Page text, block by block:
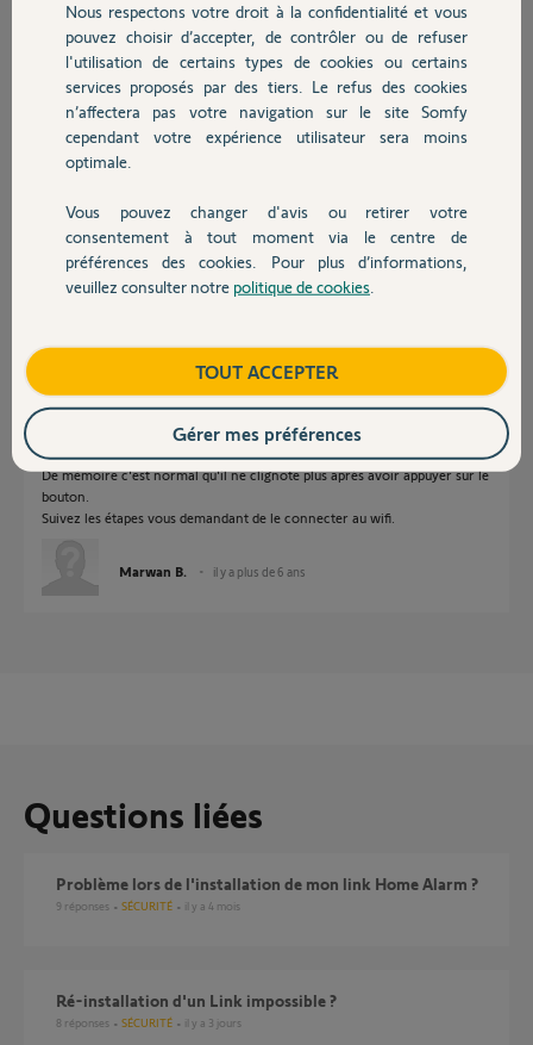
Chauffage
Autres produits
Devis avec un pro
Contact
Voyant le nombre de personnes qui ont les mêmes soucis
d'installations. Je suis vraiment désespéré. Mon numéro de Link est
le BU4003002341
Merci à l'avance
Mickaël L.
Participer au fil de discussion
Le mieux je pense dans votre cas est de réinitialiser votre Link. Pour ce
faire, supprimer le de vos équipements.
Refaite son installation.
De mémoire c'est normal qu'il ne clignote plus après avoir appuyer sur le
bouton.
Suivez les étapes vous demandant de le connecter au wifi.
Marwan B. il y a plus de 6 ans
Questions liées
Problème lors de l'installation de mon link Home Alarm ?
9 réponses SÉCURITÉ il y a 4 mois
ré-installation d'un Link impossible ?
8 réponses SÉCURITÉ il y a 3 jours
Nous respectons votre droit à la confidentialité et vous
pouvez choisir d’accepter, de contrôler ou de refuser
l'utilisation de certains types de cookies ou certains
services proposés par des tiers. Le refus des cookies
n’affectera pas votre navigation sur le site Somfy
cependant votre expérience utilisateur sera moins
optimale.
Vous pouvez changer d'avis ou retirer votre
consentement à tout moment via le centre de
préférences des cookies. Pour plus d’informations,
veuillez consulter notre politique de cookies
TOUT ACCEPTER
Gérer mes préférences